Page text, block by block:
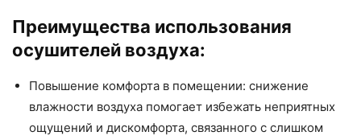
Преимущества использования
осушителей воздуха:
Повышение комфорта в помещении: снижение
влажности воздуха помогает избежать неприятных
ощущений и дискомфорта, связанного с слишком